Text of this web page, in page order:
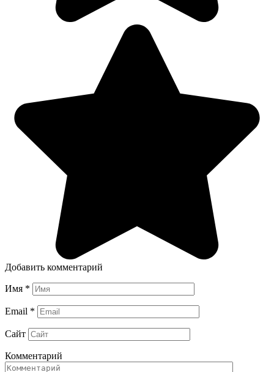
Добавить комментарий
Имя *
Email *
Сайт
Комментарий